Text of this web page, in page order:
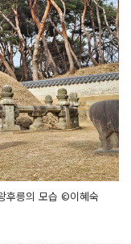
후릉의 모습 ©이혜숙